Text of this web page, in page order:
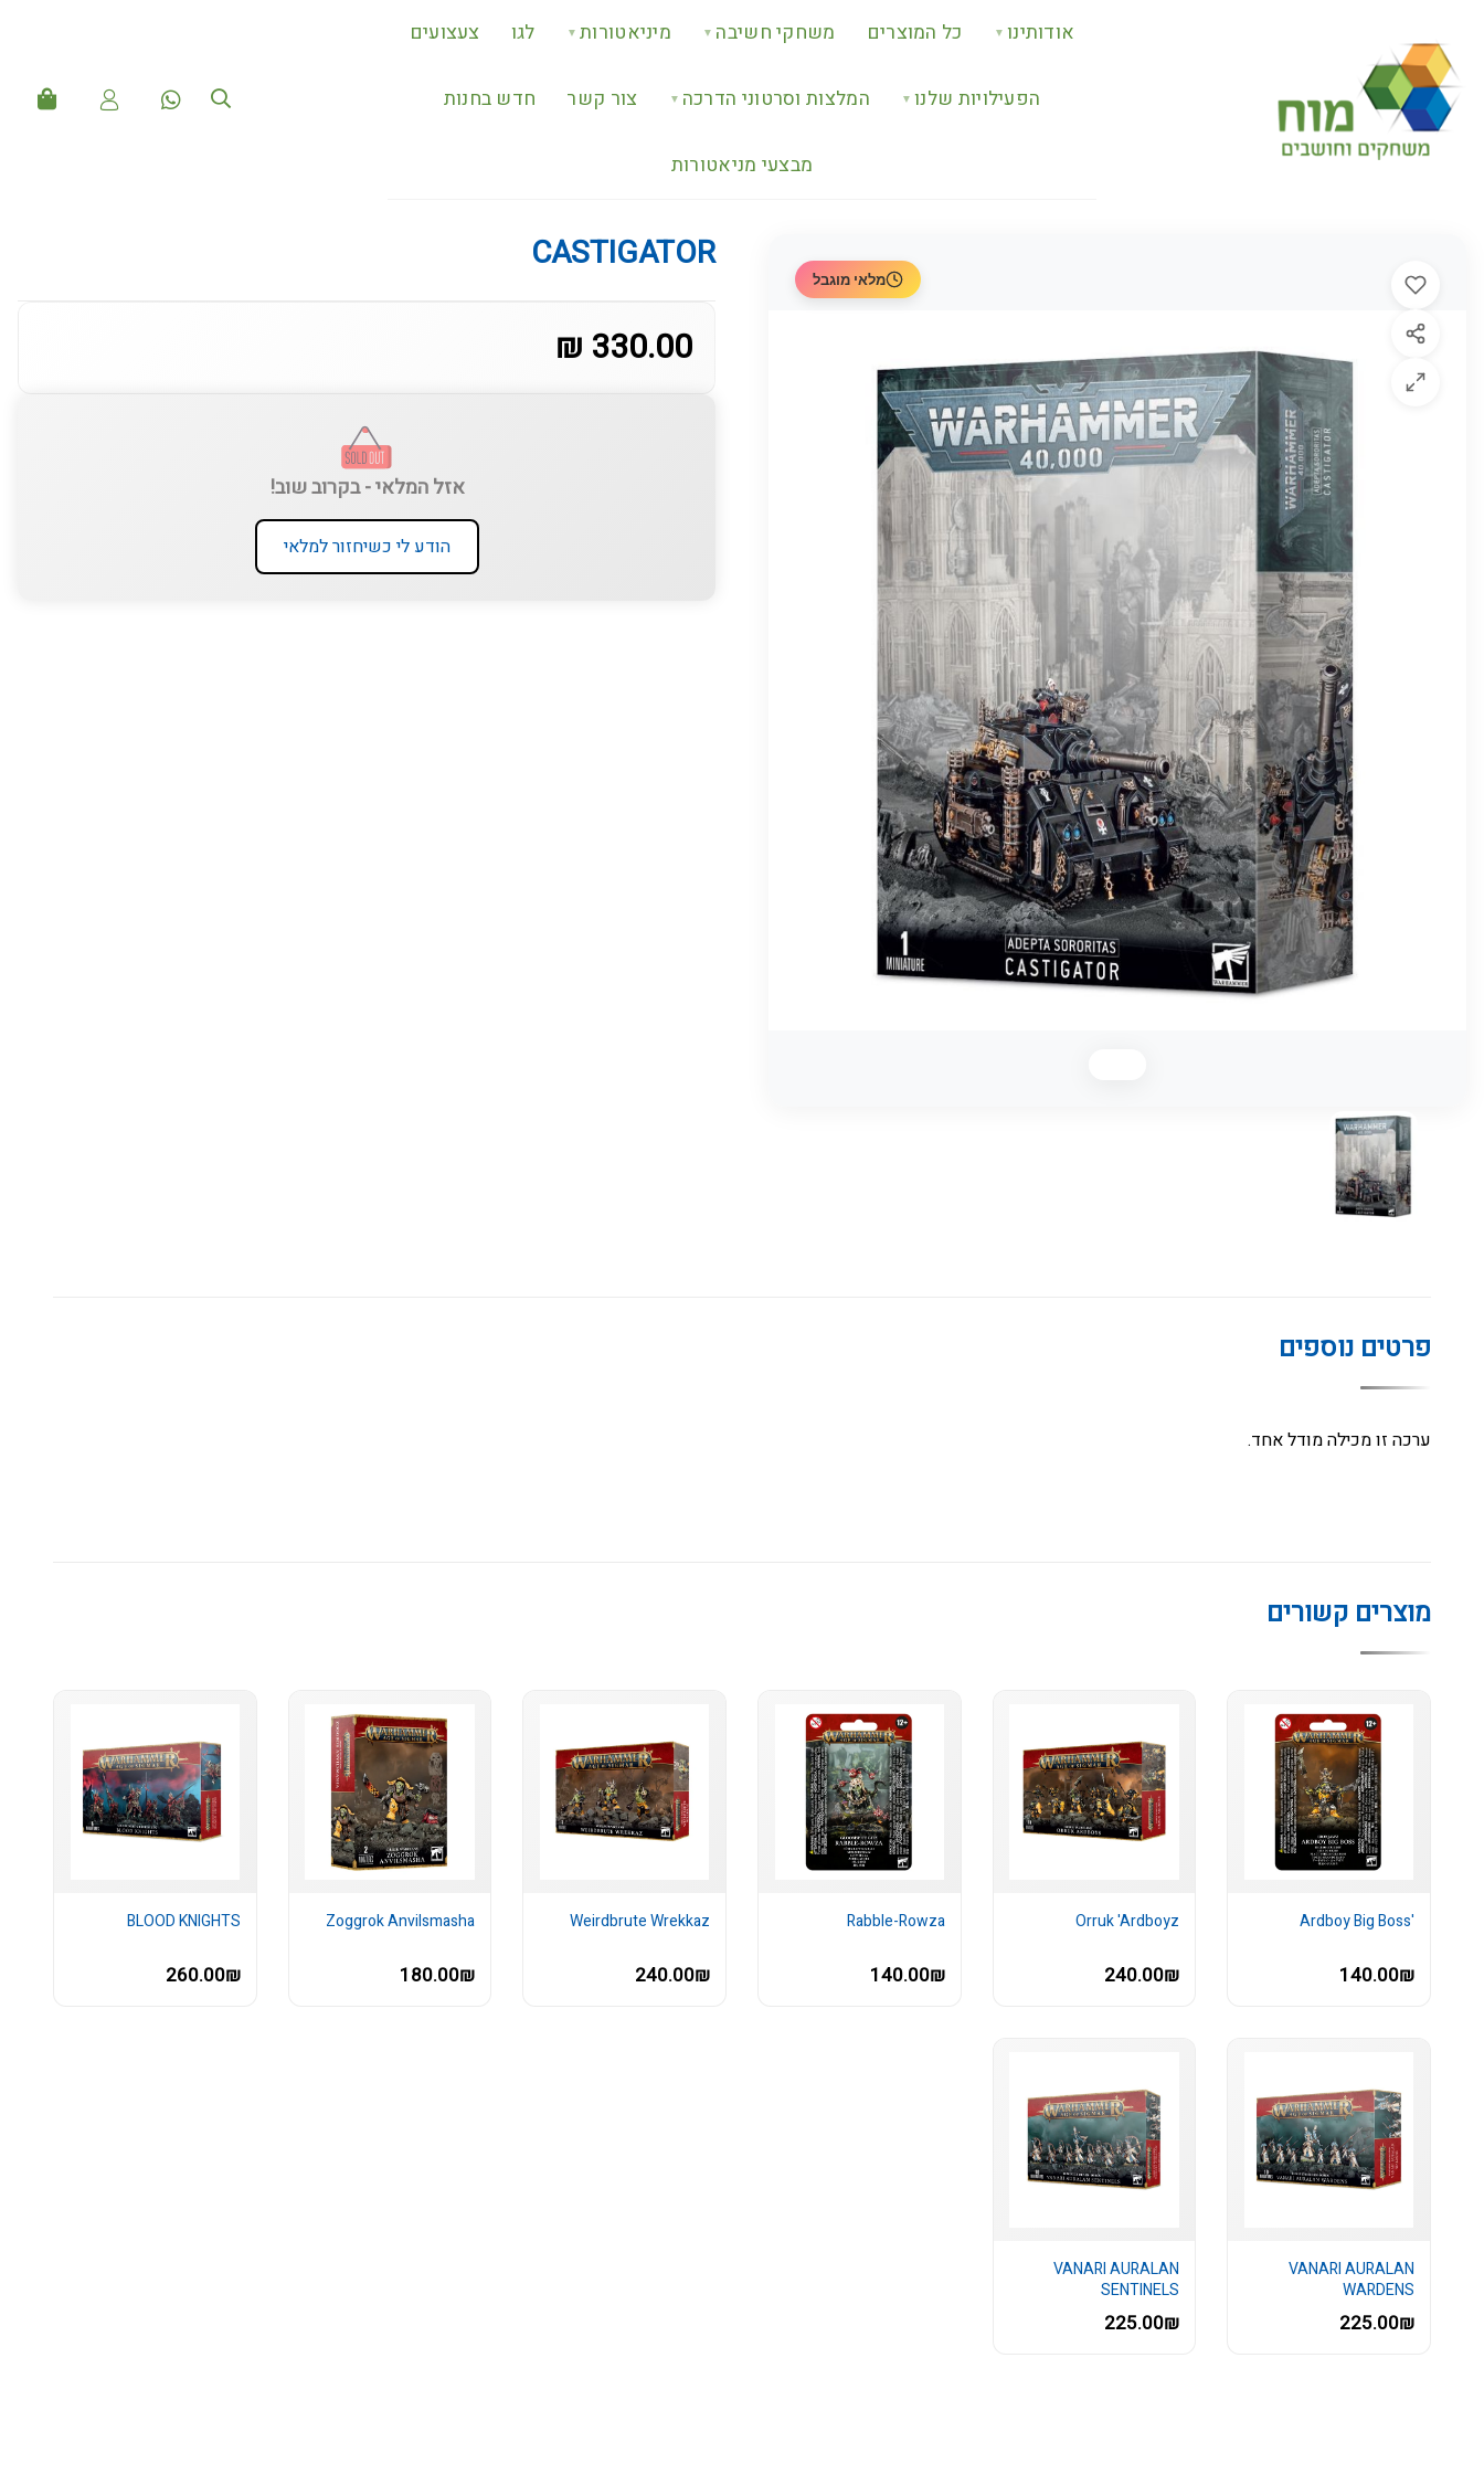
אודותינו ▼ כל המוצרים משחקי חשיבה ▼ מיניאטורות ▼ לגו צעצועים
הפעילויות שלנו ▼ המלצות וסרטוני הדרכה ▼ צור קשר חדש בחנות
מבצעי מניאטורות
מלאי מוגבל
CASTIGATOR
330.00 ₪
אזל המלאי - בקרוב שוב!
הודע לי כשיחזור למלאי
פרטים נוספים
ערכה זו מכילה מודל אחד.
מוצרים קשורים
'Ardboy Big Boss
140.00₪
Orruk 'Ardboyz
240.00₪
Rabble-Rowza
140.00₪
Weirdbrute Wrekkaz
240.00₪
Zoggrok Anvilsmasha
180.00₪
BLOOD KNIGHTS
260.00₪
VANARI AURALAN
WARDENS
225.00₪
VANARI AURALAN
SENTINELS
225.00₪